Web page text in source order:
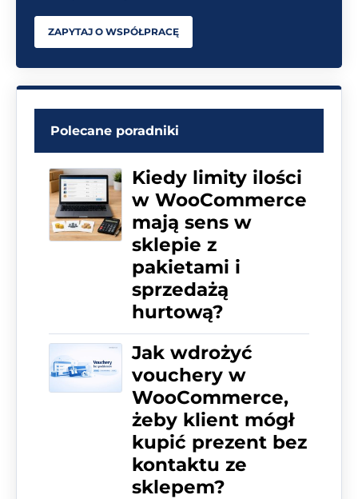
ZAPYTAJ O WSPÓŁPRACĘ
Polecane poradniki
Kiedy limity ilości
w WooCommerce
mają sens w
sklepie z
pakietami i
sprzedażą
hurtową?
Jak wdrożyć
vouchery w
WooCommerce,
żeby klient mógł
kupić prezent bez
kontaktu ze
sklepem?